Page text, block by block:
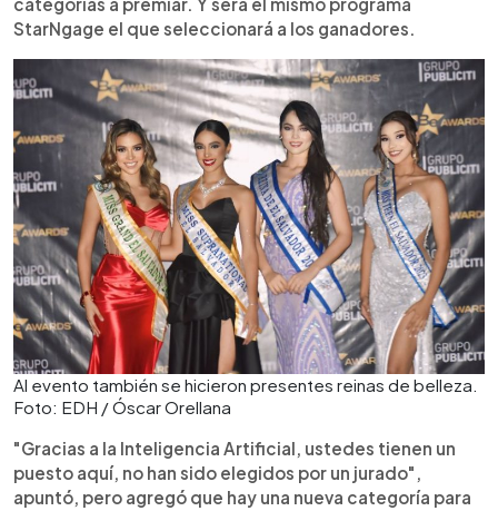
StarNgage el que seleccionará a los ganadores.
Al evento también se hicieron presentes reinas de belleza.
Foto: EDH / Óscar Orellana
"Gracias a la Inteligencia Artificial, ustedes tienen un
puesto aquí, no han sido elegidos por un jurado",
apuntó, pero agregó que hay una nueva categoría para